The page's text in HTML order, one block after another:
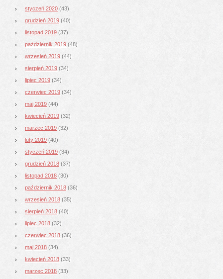
styczeń 2020 (43)
grudzień 2019 (40)
listopad 2019 (37)
październik 2019 (48)
wrzesień 2019 (44)
sierpień 2019 (34)
lipiec 2019 (34)
czerwiec 2019 (34)
maj 2019 (44)
kwiecień 2019 (32)
marzec 2019 (32)
luty 2019 (40)
styczeń 2019 (34)
grudzień 2018 (37)
listopad 2018 (30)
październik 2018 (36)
wrzesień 2018 (35)
sierpień 2018 (40)
lipiec 2018 (32)
czerwiec 2018 (36)
maj 2018 (34)
kwiecień 2018 (33)
marzec 2018 (33)